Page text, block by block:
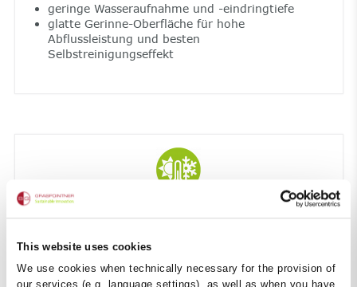
This website uses cookies
We use cookies when technically necessary for the provision of
our services (e.g. language settings), as well as when you have
geringe Wasseraufnahme und -eindringtiefe
glatte Gerinne-Oberfläche für hohe
Abflussleistung und besten
Selbstreinigungseffekt
Resistent gegen extreme Temperaturen und
höchste Frost- und Tausalzbeständigkeit
UV-beständig